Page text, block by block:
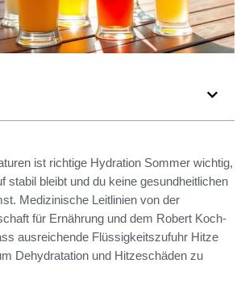
ist richtige Hydration Sommer wichtig,
stabil bleibt und du keine gesundheitlichen
Medizinische Leitlinien von der
für Ernährung und dem Robert Koch-
ausreichende Flüssigkeitszufuhr Hitze
Dehydratation und Hitzeschäden zu